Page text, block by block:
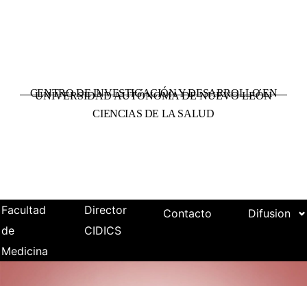
UNIVERSIDAD AUTÓNOMA DE NUEVO LEÓN
CENTRO DE INVESTIGACIÓN Y DESARROLLO EN
CIENCIAS DE LA SALUD
Facultad
de
Medicina
Director
CIDICS
Contacto Difusion